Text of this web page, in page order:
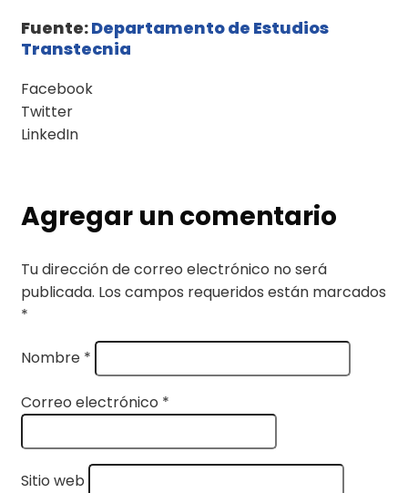
Fuente:Departamento de Estudios
Transtecnia
Facebook
Twitter
LinkedIn
Agregar un comentario
Tu dirección de correo electrónico no será
publicada. Los campos requeridos están marcados
*
Nombre *
Correo electrónico *
Sitio web